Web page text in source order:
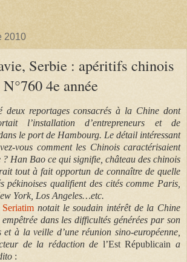
2010
Serbie : apéritifs chinois
4e année
deux reportages consacrés à la Chine dont
l’installation d’entrepreneurs et de
le port de Hambourg. Le détail intéressant
vous comment les Chinois caractérisaient
Han Bao ce qui signifie, château des chinois
tout à fait opportun de connaître de quelle
pékinoises qualifient des cités comme Paris,
York, Los Angeles…etc.
Seriatim notait le soudain intérêt de la Chine
dans les difficultés générées par son
à la veille d’une réunion sino-européenne,
de la rédaction de l’Est Républicaina
: